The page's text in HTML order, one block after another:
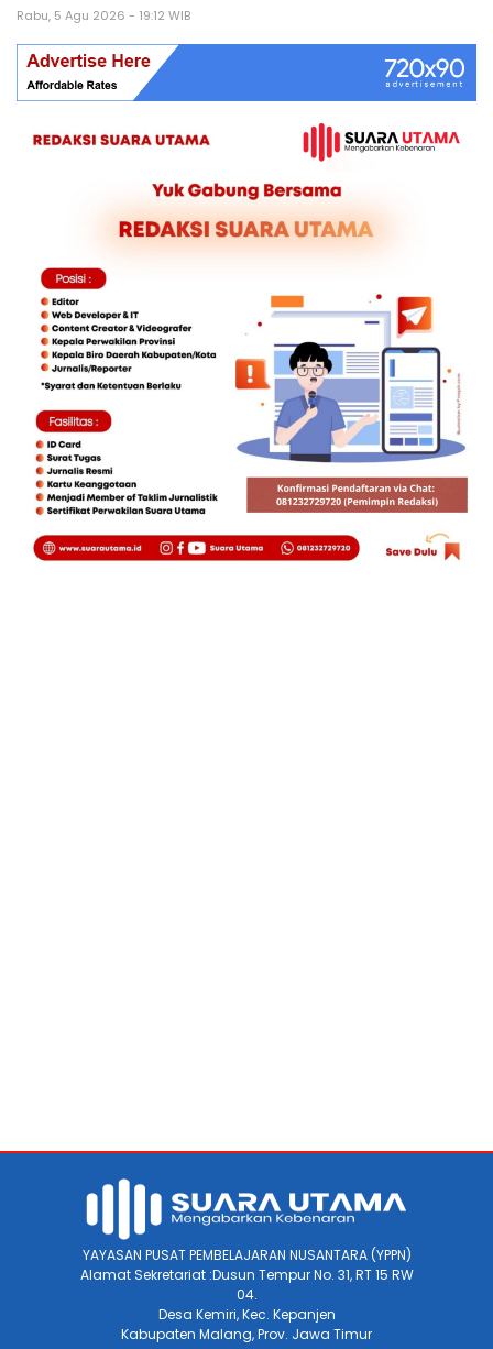
Rabu, 5 Agu 2026 - 19:12 WIB
YAYASAN PUSAT PEMBELAJARAN NUSANTARA (YPPN)
Alamat Sekretariat :Dusun Tempur No. 31, RT 15 RW
04.
Desa Kemiri, Kec. Kepanjen
Kabupaten Malang, Prov. Jawa Timur